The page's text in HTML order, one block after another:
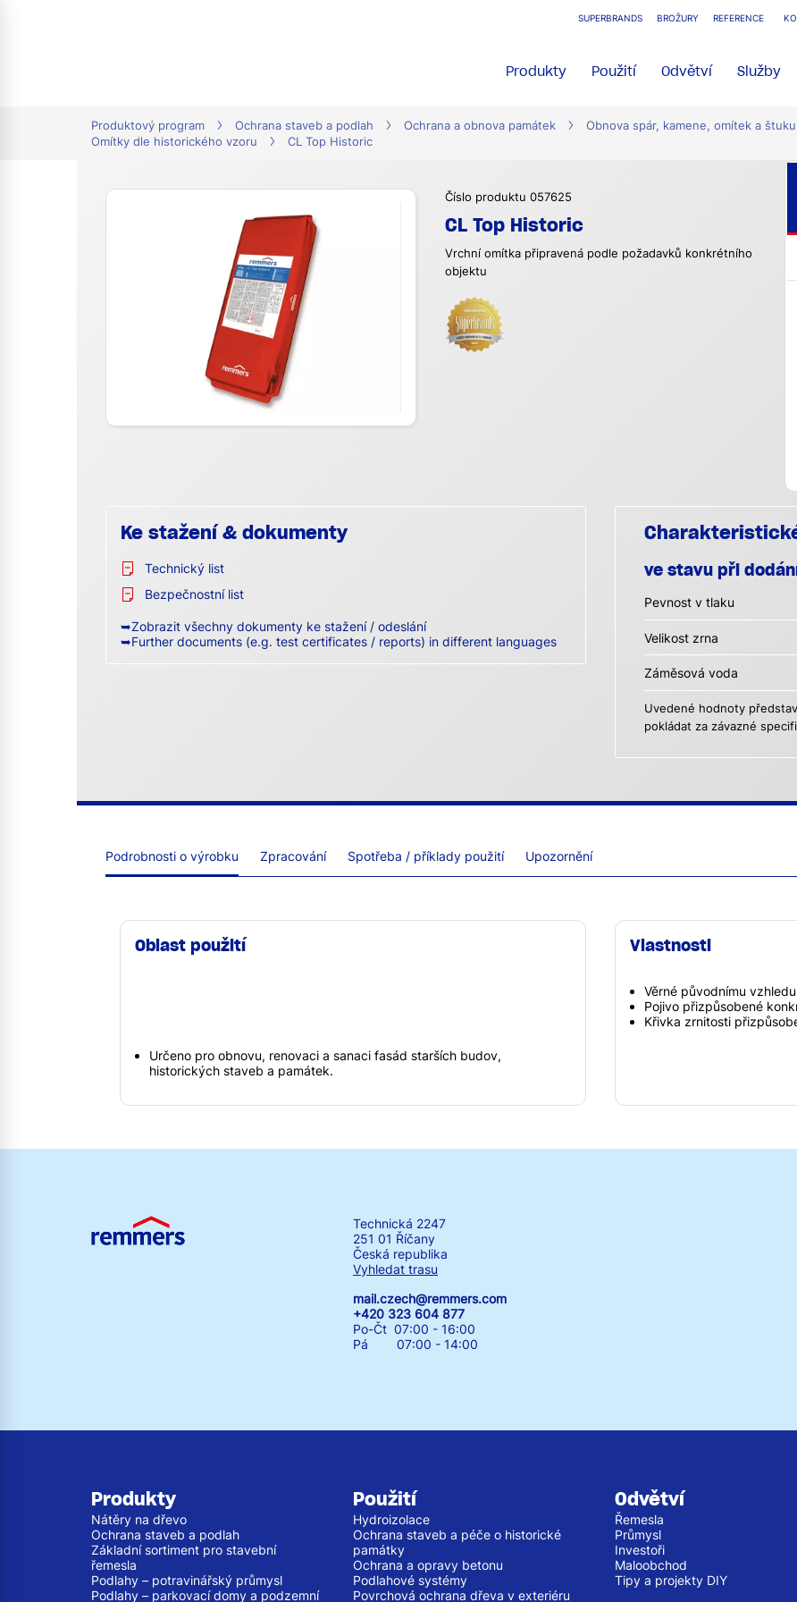
SUPERBRANDS BROŽURY REFERENCE
Produkty Použití Odvětví Služby
Produktový program Ochrana staveb a podlah Ochrana a obnova památek
Obnova spár, kamene, omítek a štuku
Omítky dle historického vzoru
CL Top Historic
Číslo produktu 057625
CL Top Historic
Vrchní omítka připravená podle požadavků konkrétního
objektu
Ke stažení & dokumenty
Technický list
Bezpečnostní list
➥Zobrazit všechny dokumenty ke stažení / odeslání
➥Further documents (e.g. test certificates / reports) in different languages
ve stavu při
Pevnost v tlaku
Velikost zrna
Záměsová voda
Uvedené hodnoty
pokládat za závazné
Podrobnosti o výrobku Zpracování Spotřeba / příklady použití Upozornění
Oblast použití
Určeno pro obnovu, renovaci a sanaci fasád starších budov,
historických staveb a památek.
Vlastnosti
Věrné původnímu
Pojivo přizpůsobené
Křivka zrnitosti
Technická 2247
251 01 Říčany
Česká republika
Vyhledat trasu
mail.czech@remmers.com
+420 323 604 877
Po-Čt 07:00 - 16:00
Pá 07:00 - 14:00
Produkty
Nátěry na dřevo
Ochrana staveb a podlah
Základní sortiment pro stavební
řemesla
Podlahy – potravinářský průmysl
Podlahy – parkovací domy a podzemní
Použití
Hydroizolace
Ochrana staveb a péče o historické
památky
Ochrana a opravy betonu
Podlahové systémy
Povrchová ochrana dřeva v exteriéru
Odvětví
Řemesla
Průmysl
Investoři
Maloobchod
Tipy a projekty DIY